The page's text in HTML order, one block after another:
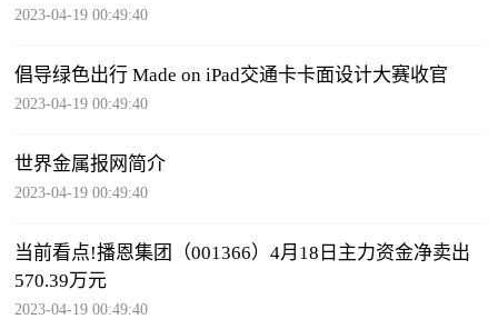
2023-04-19 00:49:40
倡导绿色出行 Made on iPad交通卡卡面设计大赛收官
2023-04-19 00:49:40
世界金属报网简介
2023-04-19 00:49:40
当前看点!播恩集团（001366）4月18日主力资金净卖出
570.39万元
2023-04-19 00:49:40